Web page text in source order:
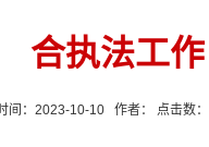
合执法工作
间：2023-10-10 作者： 点击数：